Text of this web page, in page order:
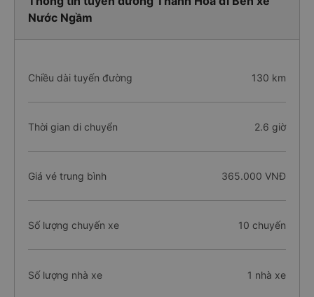
Nước Ngầm
Chiều dài tuyến đường 130 km
Thời gian di chuyển 2.6 giờ
Giá vé trung bình 365.000 VNĐ
Số lượng chuyến xe 10 chuyến
Số lượng nhà xe 1 nhà xe